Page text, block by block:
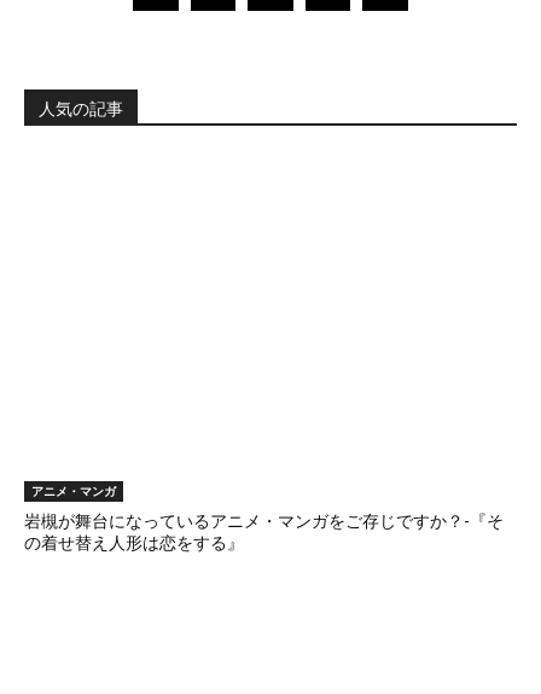
人気の記事
アニメ・マンガ
岩槻が舞台になっているアニメ・マンガをご存じですか？-『そ
の着せ替え人形は恋をする』